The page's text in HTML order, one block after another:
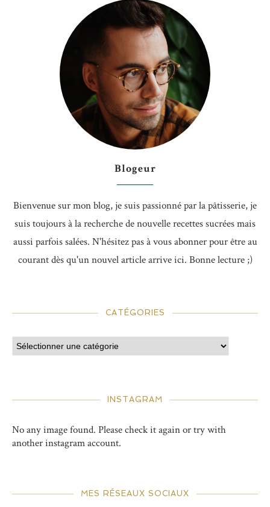
Blogeur
Bienvenue sur mon blog, je suis passionné par la pâtisserie, je
suis toujours à la recherche de nouvelle recettes sucrées mais
aussi parfois salées. N'hésitez pas à vous abonner pour être au
courant dès qu'un nouvel article arrive ici. Bonne lecture ;)
CATÉGORIES
INSTAGRAM
No any image found. Please check it again or try with
another instagram account.
MES RÉSEAUX SOCIAUX